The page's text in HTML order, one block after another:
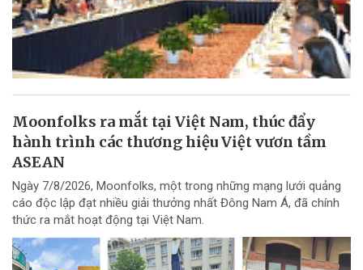
Moonfolks ra mắt tại Việt Nam, thúc đẩy
hành trình các thương hiệu Việt vươn tầm
ASEAN
Ngày 7/8/2026, Moonfolks, một trong những mạng lưới quảng
cáo độc lập đạt nhiều giải thưởng nhất Đông Nam Á, đã chính
thức ra mắt hoạt động tại Việt Nam.